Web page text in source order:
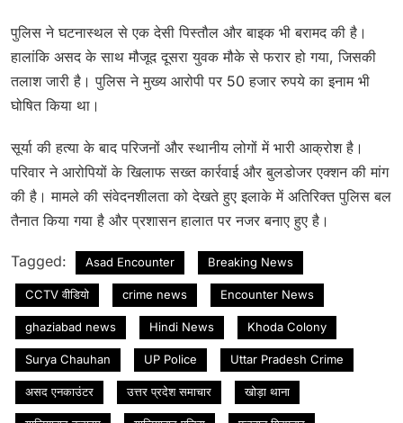
पुलिस ने घटनास्थल से एक देसी पिस्तौल और बाइक भी बरामद की है।
हालांकि असद के साथ मौजूद दूसरा युवक मौके से फरार हो गया, जिसकी
तलाश जारी है। पुलिस ने मुख्य आरोपी पर 50 हजार रुपये का इनाम भी
घोषित किया था।
सूर्या की हत्या के बाद परिजनों और स्थानीय लोगों में भारी आक्रोश है।
परिवार ने आरोपियों के खिलाफ सख्त कार्रवाई और बुलडोजर एक्शन की मांग
की है। मामले की संवेदनशीलता को देखते हुए इलाके में अतिरिक्त पुलिस बल
तैनात किया गया है और प्रशासन हालात पर नजर बनाए हुए है।
Tagged: Asad Encounter Breaking News
CCTV वीडियो crime news Encounter News
ghaziabad news Hindi News Khoda Colony
Surya Chauhan UP Police Uttar Pradesh Crime
असद एनकाउंटर उत्तर प्रदेश समाचार खोड़ा थाना